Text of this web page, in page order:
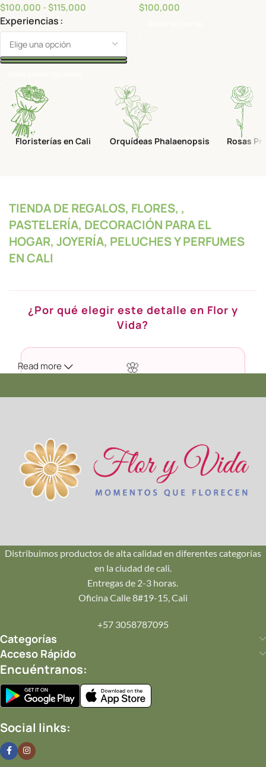
$100,000 -$115,000
Experiencias
$100,000
Floristerías en Cali Orquídeas Phalaenopsis Rosas
TIENDA DE REGALOS, FLORES, ,
PASTELERÍA, DECORACIÓN PARA EL
HOGAR, JOYERÍA, PELUCHES Y PERFUMES
EN CALI
¿Por qué elegir este detalle en Flor y
Vida?
🌸
🚚
Envío en Cali
💌
Tu Mensaje
Incluye una tarjeta personalizada con tu mensaje impreso
Completa tu Regalo
Read more
Distribuimos productos de alta calidad en diferentes categorías
en la ciudad de cali.
Entregas de 2-3 horas.
Oficina Calle 8#19-15, Cali
+57 3058787095
Categorías
Acceso Rápido
Encuéntranos:
Social links: